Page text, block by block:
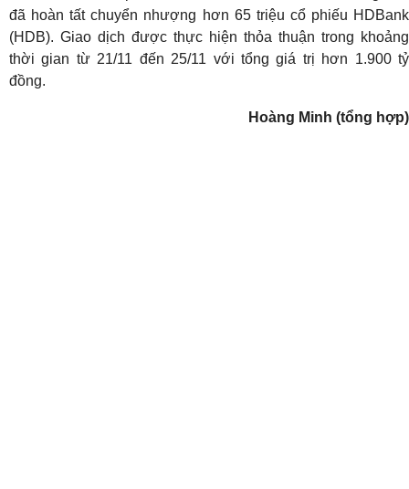
đã hoàn tất chuyển nhượng hơn 65 triệu cổ phiếu HDBank
(HDB). Giao dịch được thực hiện thỏa thuận trong khoảng
thời gian từ 21/11 đến 25/11 với tổng giá trị hơn 1.900 tỷ
đồng.
Hoàng Minh (tổng hợp)